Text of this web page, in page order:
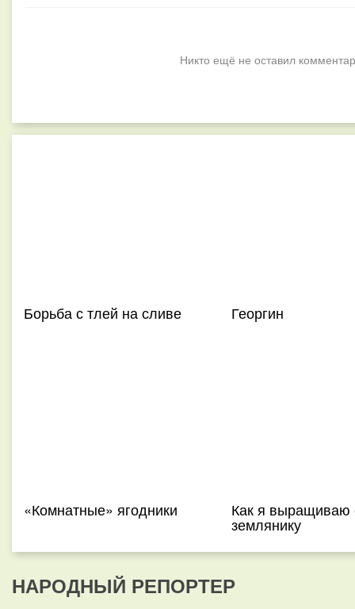
Никто ещё не оставил
Борьба с тлей на сливе Георгин
«Комнатные» ягодники Как я выращиваю
землянику
НАРОДНЫЙ РЕПОРТЕР